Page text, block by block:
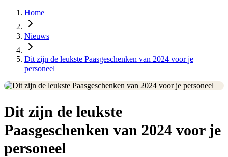
Home
Nieuws
Dit zijn de leukste Paasgeschenken van 2024 voor je
personeel
Dit zijn de leukste
Paasgeschenken van 2024 voor je
personeel